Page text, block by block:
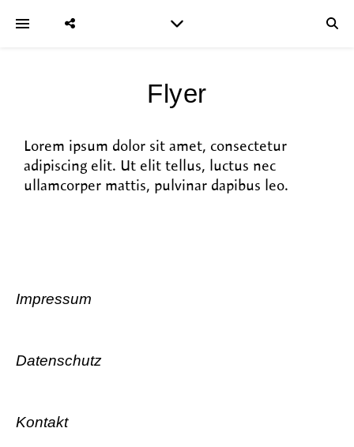
Flyer
Lorem ipsum dolor sit amet, consectetur
adipiscing elit. Ut elit tellus, luctus nec
ullamcorper mattis, pulvinar dapibus leo.
Impressum
Datenschutz
Kontakt